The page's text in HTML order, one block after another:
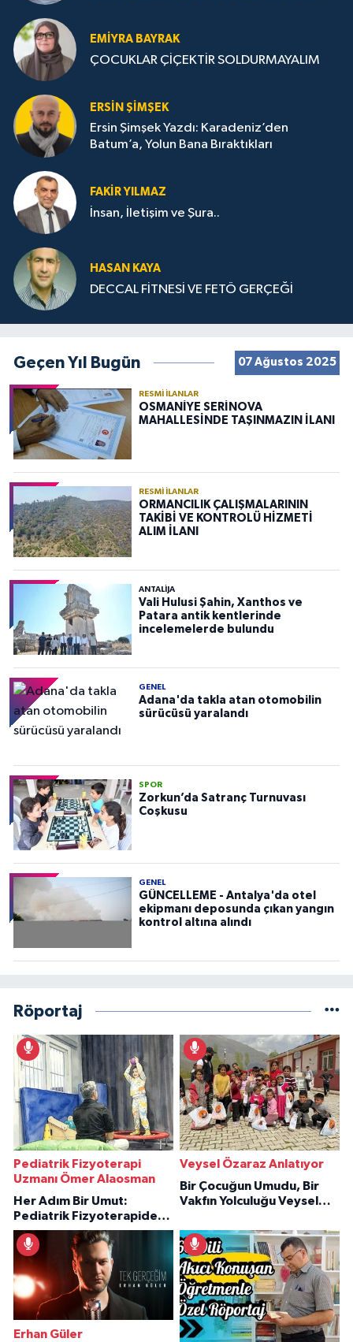
EMIYRA BAYRAK
ÇOCUKLAR ÇİÇEKTİR SOLDURMAYALIM
ERSIN ŞIMŞEK
Ersin Şimşek Yazdı: Karadeniz’den
Batum’a, Yolun Bana Bıraktıkları
FAKIR YILMAZ
İnsan, İletişim ve Şura..
HASAN KAYA
DECCAL FİTNESİ VE FETÖ GERÇEĞİ
Geçen Yıl Bugün 07 Ağustos 2025
RESMI İLANLAR
OSMANİYE SERİNOVA
MAHALLESİNDE TAŞINMAZIN İLANI
RESMI İLANLAR
ORMANCILIK ÇALIŞMALARININ
TAKİBİ VE KONTROLÜ HİZMETİ
ALIM İLANI
ANTALIJA
Vali Hulusi Şahin, Xanthos ve
Patara antik kentlerinde
incelemelerde bulundu
GENEL
Adana'da takla atan otomobilin
sürücüsü yaralandı
SPOR
Zorkun’da Satranç Turnuvası
Coşkusu
GENEL
GÜNCELLEME - Antalya'da otel
ekipmanı deposunda çıkan yangın
kontrol altına alındı
Röportaj
Pediatrik Fizyoterapi
Uzmanı Ömer Alaosman
Her Adım Bir Umut:
Pediatrik Fizyoterapiden
İlham Veren Hikâyeler
Veysel Özaraz Anlatıyor
Bir Çocuğun Umudu, Bir
Vakfın Yolculuğu Veysel
Erhan Güler